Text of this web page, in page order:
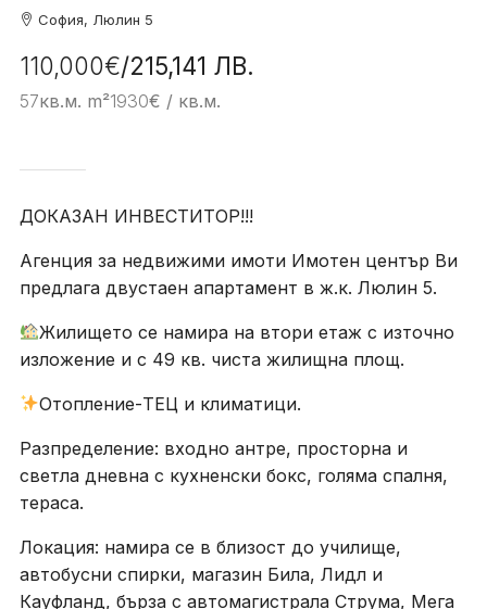
София, Люлин 5
110,000€/215,141 ЛВ.
кв.м. m²
57 € / кв.м.
1930
ДОКАЗАН ИНВЕСТИТОР!!!
Агенция за недвижими имоти Имотен център Ви
предлага двустаен апартамент в ж.к. Люлин 5.
Жилището се намира на втори етаж с източно
изложение и с 49 кв. чиста жилищна площ.
Отопление-ТЕЦ и климатици.
Разпределение: входно антре, просторна и
светла дневна с кухненски бокс, голяма спалня,
тераса.
Локация: намира се в близост до училище,
автобусни спирки, магазин Била, Лидл и
Кауфланд, бърза с автомагистрала Струма, Мега